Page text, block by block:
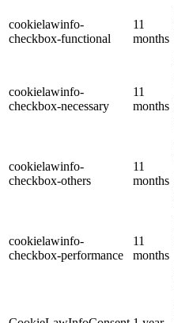
cookielawinfo-
checkbox-functional
11
months
cookielawinfo-
checkbox-necessary
11
months
cookielawinfo-
checkbox-others
11
months
cookielawinfo-
checkbox-performance
11
months